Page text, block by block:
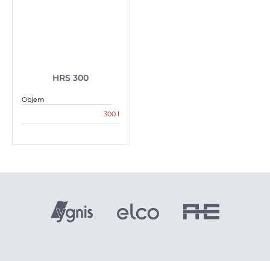
HRS 300
Objem
300 l